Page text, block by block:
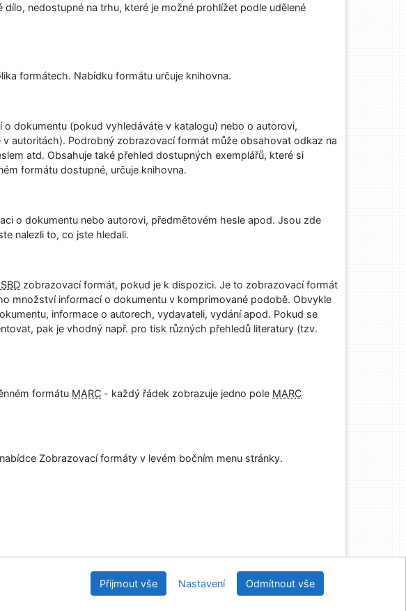
nedostupné na trhu, které je možné prohlížet podle udělené
formátech. Nabídku formátu určuje knihovna.
dokumentu (pokud vyhledáváte v katalogu) nebo o autorovi,
autoritách). Podrobný zobrazovací formát může obsahovat odkaz na
atd. Obsahuje také přehled dostupných exemplářů, které si
formátu dostupné, určuje knihovna.
o dokumentu nebo autorovi, předmětovém hesle apod. Jsou zde
nalezli to, co jste hledali.
zobrazovací formát, pokud je k dispozici. Je to zobrazovací formát
množství informací o dokumentu v komprimované podobě. Obvykle
informace o autorech, vydavateli, vydání apod. Pokud se
pak je vhodný např. pro tisk různých přehledů literatury (tzv.
formátu MARC - každý řádek zobrazuje jedno pole MARC
Zobrazovací formáty v levém bočním menu stránky.
Knihovny regionu České Budějovice
Přijmout vše Nastavení Odmítnout vše